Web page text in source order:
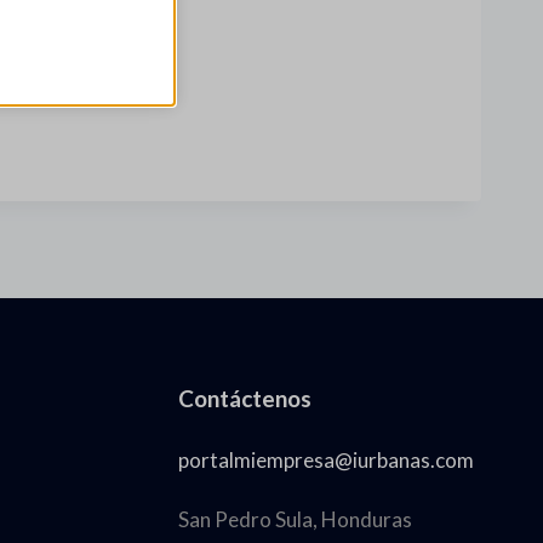
Contáctenos
portalmiempresa@iurbanas.com
San Pedro Sula, Honduras